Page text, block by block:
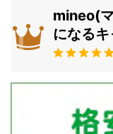
mineo(
になるキ